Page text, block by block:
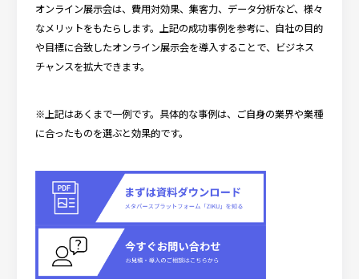
オンライン展示会は、費用対効果、集客力、データ分析など、様々
なメリットをもたらします。上記の成功事例を参考に、自社の目的
や目標に合致したオンライン展示会を導入することで、ビジネス
チャンスを拡大できます。
※上記はあくまで一例です。具体的な事例は、ご自身の業界や業種
に合ったものを選ぶと効果的です。